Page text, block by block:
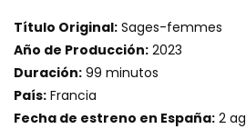
Título Original: Sages-femmes
Año de Producción: 2023
Duración: 99 minutos
País: Francia
Fecha de estreno en España: 2